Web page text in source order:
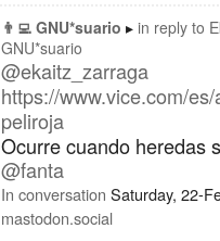
👨‍💻 GNU*suario in reply to
GNU*suario
@ekaitz_zarraga
https://www.vice.com/
peliroja
Ocurre cuando heredas
@fanta
In conversation Saturday, 22-
mastodon.social